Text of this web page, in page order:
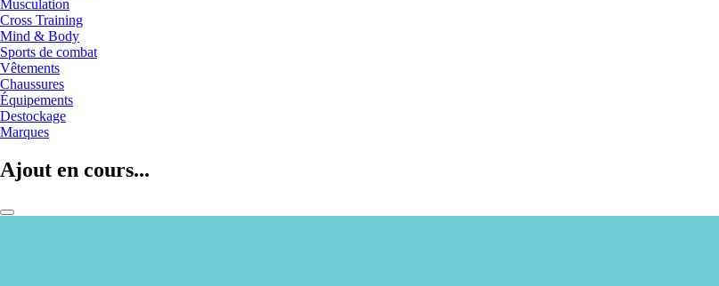
Musculation
Cross Training
Mind & Body
Sports de combat
Vêtements
Chaussures
Équipements
Destockage
Marques
Ajout en cours...